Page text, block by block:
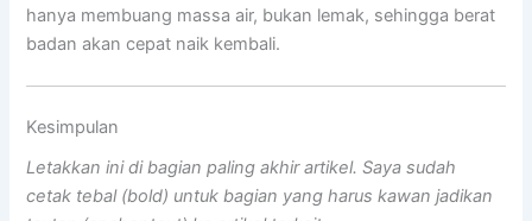
hanya membuang massa air, bukan lemak, sehingga berat
badan akan cepat naik kembali.
Kesimpulan
Letakkan ini di bagian paling akhir artikel. Saya sudah
cetak tebal (bold) untuk bagian yang harus kawan jadikan